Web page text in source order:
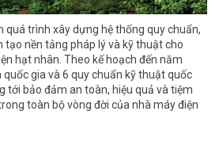
quá trình xây dựng hệ thống quy chuẩn,
nền tảng pháp lý và kỹ thuật cho
hạt nhân. Theo kế hoạch đến năm
quốc gia và 6 quy chuẩn kỹ thuật quốc
tới bảo đảm an toàn, hiệu quả và tiệm
toàn bộ vòng đời của nhà máy điện